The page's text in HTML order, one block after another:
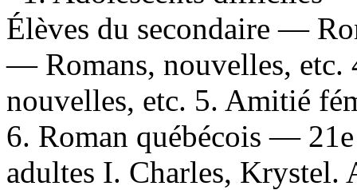
Élèves du secondaire —
— Romans, nouvelles, etc.
nouvelles, etc. 5. Amitié
6. Roman québécois —
adultes I. Charles,